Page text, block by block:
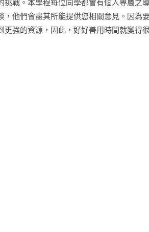
挑戰。本學程每位同學都會有個人專屬之
，他們會盡其所能提供您相關意見。因為
更強的資源，因此，好好善用時間就變得